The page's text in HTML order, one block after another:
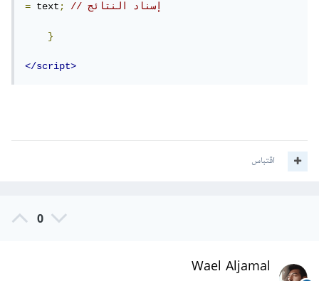
= text; // إسناد النتائج
}
</script>
اقتباس
0
Wael Aljamal